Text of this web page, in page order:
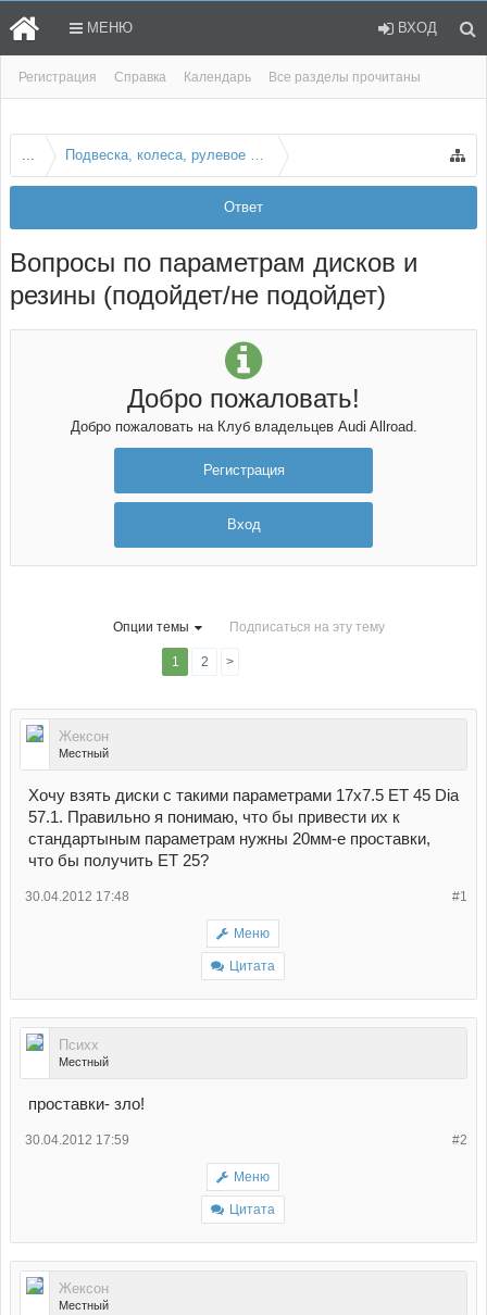
Регистрация Справка Календарь Все разделы прочитаны
МЕНЮ ВХОД
Ответ
... Подвеска, колеса, рулевое и тормоза
Вопросы по параметрам дисков и
резины (подойдет/не подойдет)
Добро пожаловать!
Добро пожаловать на Клуб владельцев Audi Allroad.
Регистрация
Вход
Опции темы Подписаться на эту тему
1 2 >
Жексон
Местный
Хочу взять диски с такими параметрами 17x7.5 ET 45 Dia
57.1. Правильно я понимаю, что бы привести их к
стандартыным параметрам нужны 20мм-е проставки,
что бы получить ЕТ 25?
#1
30.04.2012 17:48
Меню
Цитата
Психх
Местный
проставки- зло!
#2
30.04.2012 17:59
Меню
Цитата
Жексон
Местный